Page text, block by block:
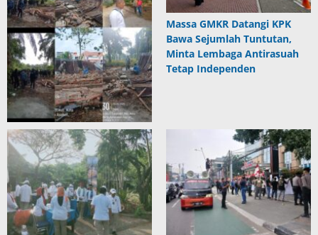
Massa GMKR Datangi KPK
Bawa Sejumlah Tuntutan,
Minta Lembaga Antirasuah
Tetap Independen